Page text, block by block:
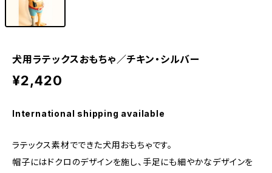
犬用ラテックスおもちゃ／チキン・シルバー
¥2,420
International shipping available
ラテックス素材でできた犬用おもちゃです。
帽子にはドクロのデザインを施し、手足にも細やかなデザインを